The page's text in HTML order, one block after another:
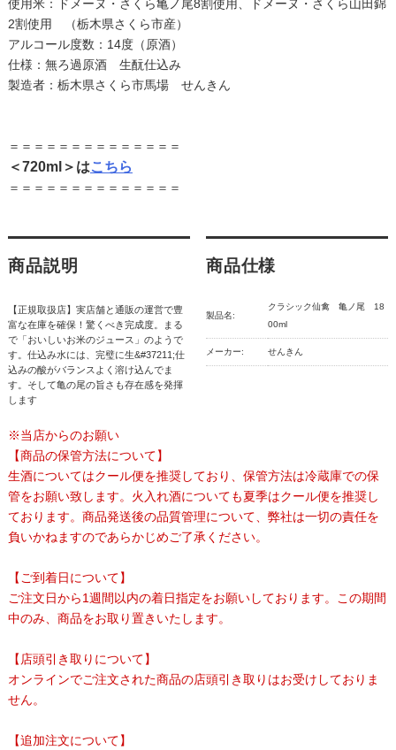
使用米：ドメーヌ・さくら亀ノ尾8割使用、ドメーヌ・さくら山田錦
2割使用 （栃木県さくら市産）
アルコール度数：14度（原酒）
仕様：無ろ過原酒 生酛仕込み
製造者：栃木県さくら市馬場 せんきん
＝＝＝＝＝＝＝＝＝＝＝＝＝＝
＜720ml＞はこちら
＝＝＝＝＝＝＝＝＝＝＝＝＝＝
商品説明
【正規取扱店】実店舗と通販の運営で豊
富な在庫を確保！驚くべき完成度。まる
で「おいしいお米のジュース」のようで
す。仕込み水には、完璧に生&#37211;仕
込みの酸がバランスよく溶け込んでま
す。そして亀の尾の旨さも存在感を発揮
します
商品仕様
製品名:
クラシック仙禽 亀ノ尾 18
00ml
メーカー: せんきん
※当店からのお願い
【商品の保管方法について】
生酒についてはクール便を推奨しており、保管方法は冷蔵庫での保
管をお願い致します。火入れ酒についても夏季はクール便を推奨し
ております。商品発送後の品質管理について、弊社は一切の責任を
負いかねますのであらかじめご了承ください。
【ご到着日について】
ご注文日から1週間以内の着日指定をお願いしております。この期間
中のみ、商品をお取り置きいたします。
【店頭引き取りについて】
オンラインでご注文された商品の店頭引き取りはお受けしておりま
せん。
【追加注文について】